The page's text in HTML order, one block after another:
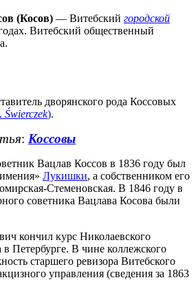
(Косов) — Витебский городской
Витебский общественный
дворянского рода Коссовых
Świerczek).
: Коссовы
Вацлав Коссов в 1836 году был
Лукишки, а собственником его
Стеменовская. В 1846 году в
советника Вацлава Косова были
кончил курс Николаевского
Петербурге. В чине коллежского
старшего ревизора Витебского
управления (сведения за 1863